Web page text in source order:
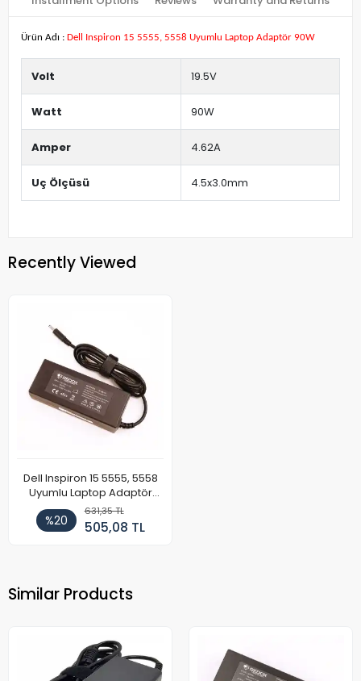
Ürün Adı : Dell Inspiron 15 5555, 5558 Uyumlu Laptop Adaptör 90W
Volt 19.5V
Watt 90W
Amper 4.62A
Uç Ölçüsü 4.5x3.0mm
Recently Viewed
Dell Inspiron 15 5555, 5558
Uyumlu Laptop Adaptör
90W
%20
631,35 TL
505,08 TL
Similar Products